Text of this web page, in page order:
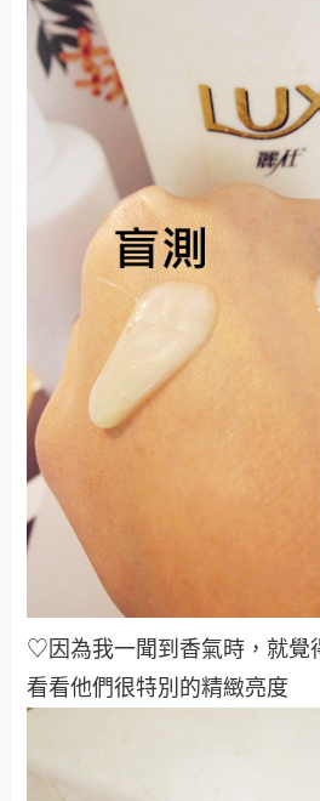
♡因為我一聞到香氣時，就覺
看看他們很特別的精緻亮度